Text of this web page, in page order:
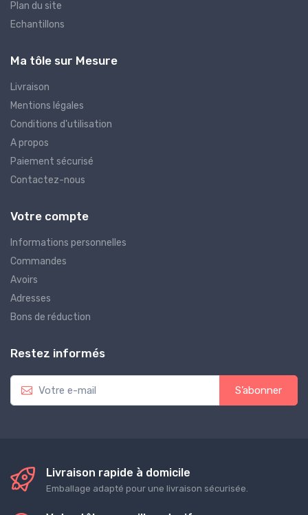
Plan du site
Echantillons
Ma tôle sur Mesure
Livraison
Mentions légales
Conditions d'utilisation
A propos
Paiement sécurisé
Contactez-nous
Votre compte
Informations personnelles
Commandes
Avoirs
Adresses
Bons de réduction
Restez informés
S’abonner
Livraison rapide à domicile
Emballage adapté pour une livraison sécurisée.